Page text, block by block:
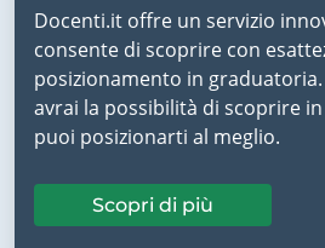
Docenti.it offre un servizio
consente di scoprire con
posizionamento in
avrai la possibilità di scoprire
puoi posizionarti al meglio.
Scopri di più